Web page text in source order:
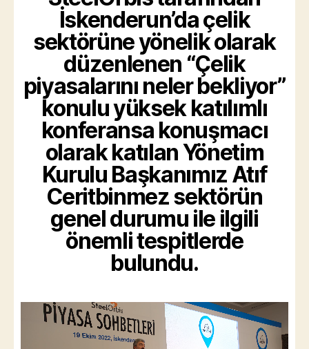
İskenderun’da çelik
sektörüne yönelik olarak
düzenlenen “Çelik
piyasalarını neler bekliyor”
konulu yüksek katılımlı
konferansa konuşmacı
olarak katılan Yönetim
Kurulu Başkanımız Atıf
Ceritbinmez sektörün
genel durumu ile ilgili
önemli tespitlerde
bulundu.